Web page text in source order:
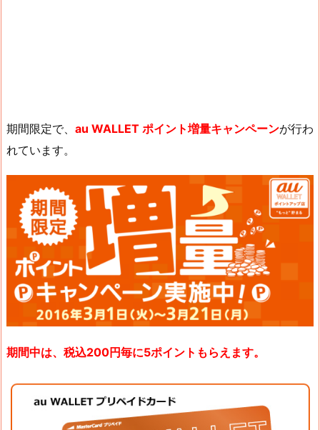
期間限定で、 au WALLET ポイント増量キャンペーンが行わ
れています。
期間中は、税込200円毎に5ポイントもらえます。